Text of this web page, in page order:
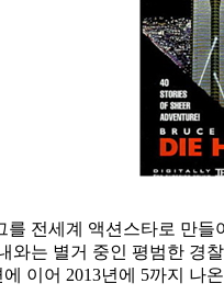
를 전세계 액션스타로 만
와는 별거 중인 평범한 경
에 이어 2013년에 5까지